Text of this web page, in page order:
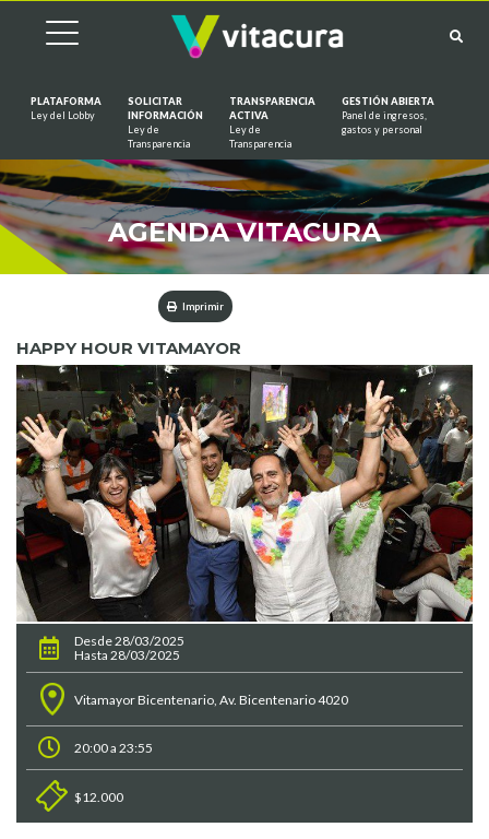
PLATAFORMA
Ley del Lobby
SOLICITAR
INFORMACIÓN
Ley de
Transparencia
TRANSPARENCIA
ACTIVA
Ley de
Transparencia
GESTIÓN ABIERTA
Panel de ingresos,
gastos y personal
AGENDA VITACURA
Imprimir
HAPPY HOUR VITAMAYOR
Desde 28/03/2025
Hasta 28/03/2025
Vitamayor Bicentenario, Av. Bicentenario 4020
20:00 a 23:55
$12.000